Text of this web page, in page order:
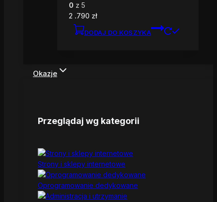
0 z 5
2 .790 zł
DODAJ DO KOSZYKA
Okazje
Przeglądaj wg kategorii
Strony i sklepy internetowe
Oprogramowanie dedykowane